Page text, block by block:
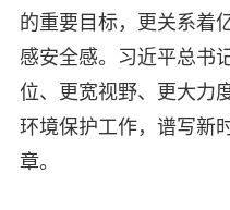
的重要目标，更关系着
感安全感。习近平总书
位、更宽视野、更大力
环境保护工作，谱写新
章。